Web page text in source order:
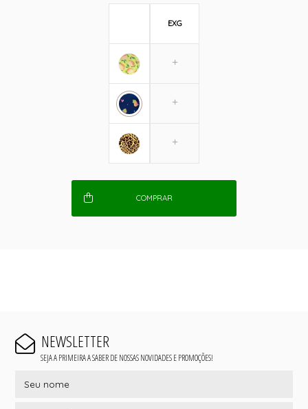
EXG
COMPRAR
NEWSLETTER
SEJA A PRIMEIRA A SABER DE NOSSAS NOVIDADES E PROMOÇÕES!